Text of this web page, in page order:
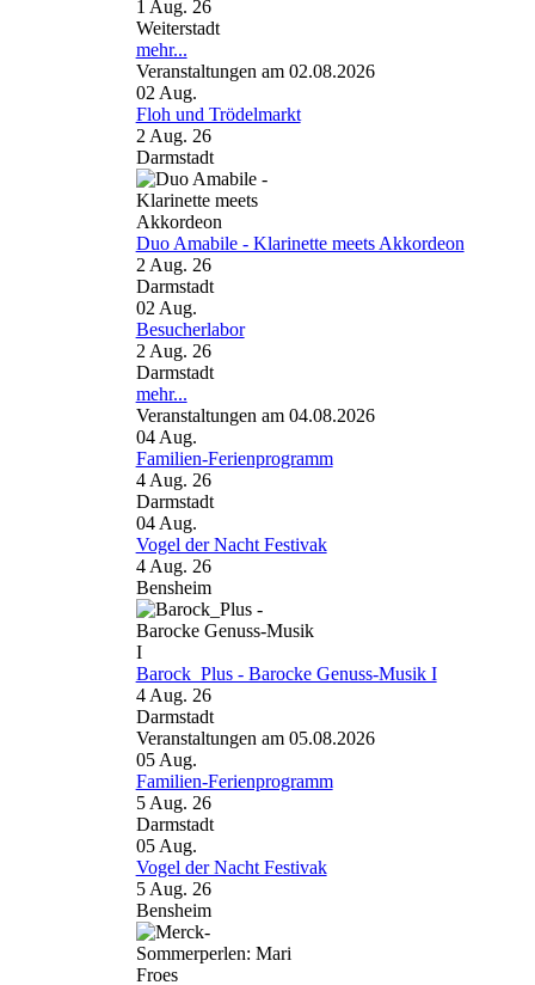
1 Aug. 26
Weiterstadt
mehr...
Veranstaltungen am 02.08.2026
02 Aug.
Floh und Trödelmarkt
2 Aug. 26
Darmstadt
Duo Amabile - Klarinette meets Akkordeon
2 Aug. 26
Darmstadt
02 Aug.
Besucherlabor
2 Aug. 26
Darmstadt
mehr...
Veranstaltungen am 04.08.2026
04 Aug.
Familien-Ferienprogramm
4 Aug. 26
Darmstadt
04 Aug.
Vogel der Nacht Festivak
4 Aug. 26
Bensheim
Barock_Plus - Barocke Genuss-Musik I
4 Aug. 26
Darmstadt
Veranstaltungen am 05.08.2026
05 Aug.
Familien-Ferienprogramm
5 Aug. 26
Darmstadt
05 Aug.
Vogel der Nacht Festivak
5 Aug. 26
Bensheim